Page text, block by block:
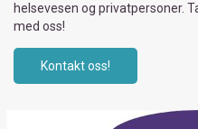
helsevesen og privatpersoner.
med oss!
Kontakt oss!